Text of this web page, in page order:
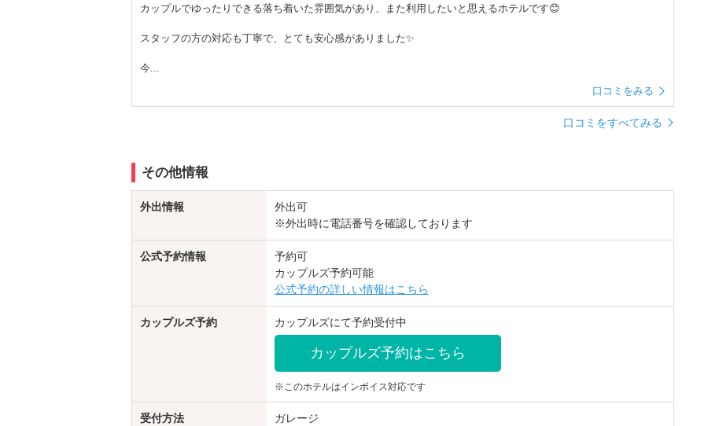
カップルでゆったりできる落ち着いた雰囲気があり、また利用したいと思えるホテルです😊
スタッフの方の対応も丁寧で、とても安心感がありました✨
今...
口コミをみる
口コミをすべてみる
その他情報
外出情報
外出可
※外出時に電話番号を確認しております
公式予約情報
予約可
カップルズ予約可能
公式予約の詳しい情報はこちら
カップルズ予約 カップルズにて予約受付中
カップルズ予約はこちら
※このホテルはインボイス対応です
受付方法 ガレージ